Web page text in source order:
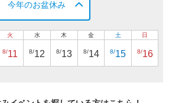
今年のお盆休み
火
8/11
水
8/12
木
8/13
金
8/14
土
8/15
日
8/16